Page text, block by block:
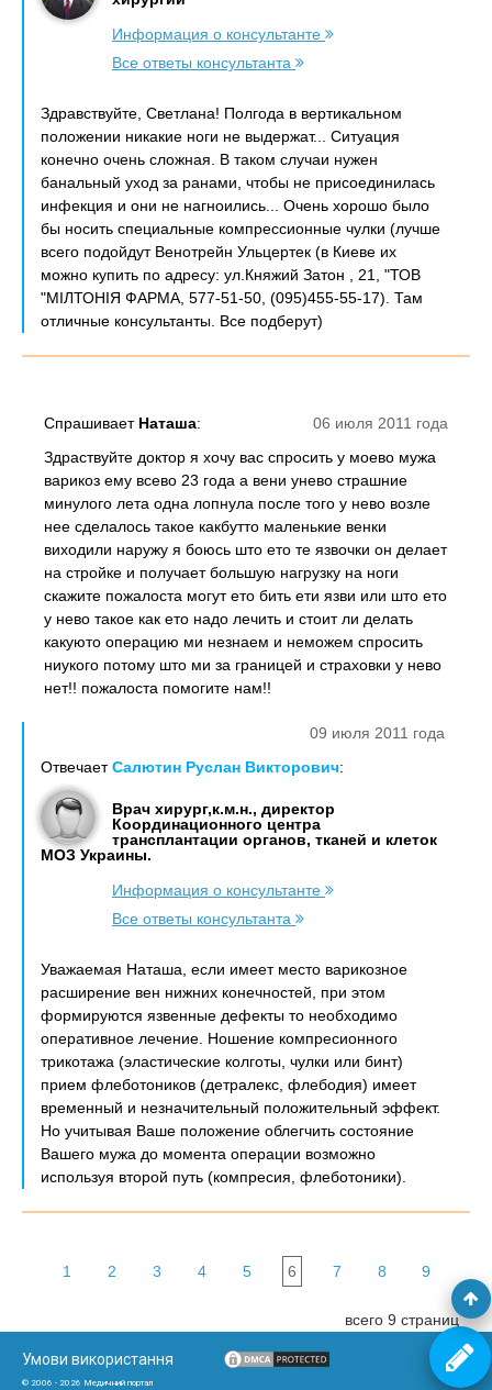
Информация о консультанте
Все ответы консультанта
Здравствуйте, Светлана! Полгода в вертикальном
положении никакие ноги не выдержат... Ситуация
конечно очень сложная. В таком случаи нужен
банальный уход за ранами, чтобы не присоединилась
инфекция и они не нагноились... Очень хорошо было
бы носить специальные компрессионные чулки (лучше
всего подойдут Венотрейн Ульцертек (в Киеве их
можно купить по адресу: ул.Княжий Затон , 21, "ТОВ
"МІЛТОНІЯ ФАРМА, 577-51-50, (095)455-55-17). Там
отличные консультанты. Все подберут)
06 июля 2011 года
Спрашивает Наташа:
Здраствуйте доктор я хочу вас спросить у моево мужа
варикоз ему всево 23 года а вени унево страшние
минулого лета одна лопнула после того у нево возле
нее сделалось такое какбутто маленькие венки
виходили наружу я боюсь што ето те язвочки он делает
на стройке и получает большую нагрузку на ноги
скажите пожалоста могут ето бить ети язви или што ето
у нево такое как ето надо лечить и стоит ли делать
какуюто операцию ми незнаем и неможем спросить
ниукого потому што ми за границей и страховки у нево
нет!! пожалоста помогите нам!!
09 июля 2011 года
ОтвечаетСалютин Руслан Викторович:
Врач хирург,к.м.н., директор
Координационного центра
трансплантации органов, тканей и клеток
МОЗ Украины.
Информация о консультанте
Все ответы консультанта
Уважаемая Наташа, если имеет место варикозное
расширение вен нижних конечностей, при этом
формируются язвенные дефекты то необходимо
оперативное лечение. Ношение компресионного
трикотажа (эластические колготы, чулки или бинт)
прием флеботоников (детралекс, флебодия) имеет
временный и незначительный положительный эффект.
Но учитывая Ваше положение облегчить состояние
Вашего мужа до момента операции возможно
используя второй путь (компресия, флеботоники).
1 2 3 4 5 6 7 8 9
всего 9 страниц
Умови використання
© 2006 - 2026 Медичний портал